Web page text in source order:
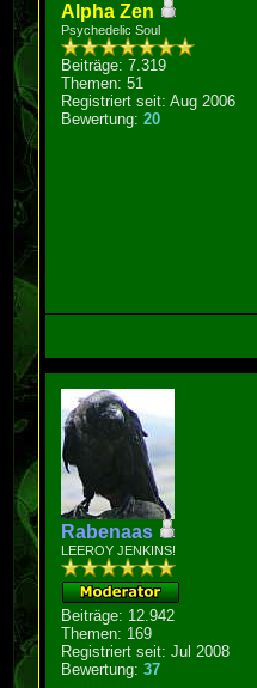
Alpha Zen
Psychedelic Soul
Beiträge: 7.319
Themen: 51
Registriert seit: Aug 2006
Bewertung:20
Rabenaas
LEEROY JENKINS!
Beiträge: 12.942
Themen: 169
Registriert seit: Jul 2008
Bewertung:37